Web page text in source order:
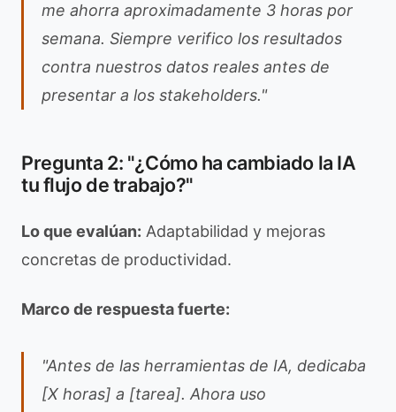
me ahorra aproximadamente 3 horas por
semana. Siempre verifico los resultados
contra nuestros datos reales antes de
presentar a los stakeholders."
Pregunta 2: "¿Cómo ha cambiado la IA
tu flujo de trabajo?"
Lo que evalúan: Adaptabilidad y mejoras
concretas de productividad.
Marco de respuesta fuerte:
"Antes de las herramientas de IA, dedicaba
[X horas] a [tarea]. Ahora uso